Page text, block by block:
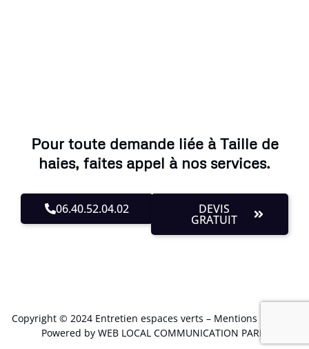
Pour toute demande liée à Taille de
haies, faites appel à nos services.
06.40.52.04.02 DEVIS
GRATUIT
Copyright © 2024 Entretien espaces verts – Mentions Légales
Powered by WEB LOCAL COMMUNICATION PARIS